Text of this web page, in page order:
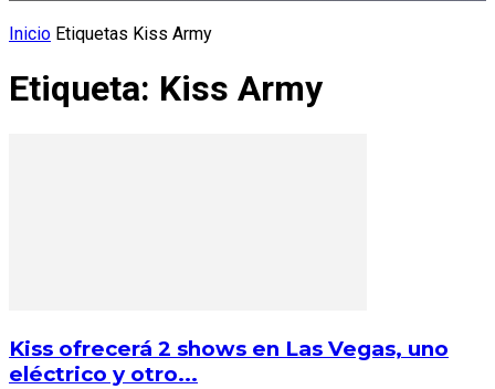
Inicio Etiquetas Kiss Army
Etiqueta: Kiss Army
Kiss ofrecerá 2 shows en Las Vegas, uno
eléctrico y otro...